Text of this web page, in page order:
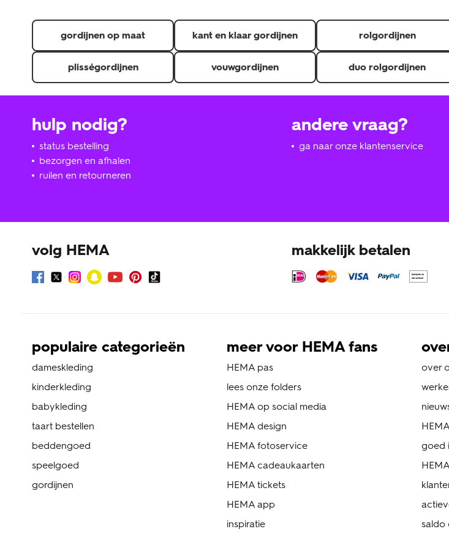
gordijnen op maat kant en klaar gordijnen rolgordijnen
plisségordijnen vouwgordijnen duo rolgordijnen
hulp nodig?
status bestelling
bezorgen en afhalen
ruilen en retourneren
andere vraag?
ga naar onze klantenservice
volg HEMA makkelijk betalen
populaire categorieën
dameskleding
kinderkleding
babykleding
taart bestellen
beddengoed
speelgoed
gordijnen
meer voor HEMA fans
HEMA pas
lees onze folders
HEMA op social media
HEMA design
HEMA fotoservice
HEMA cadeaukaarten
HEMA tickets
HEMA app
inspiratie
over
goed
saldo